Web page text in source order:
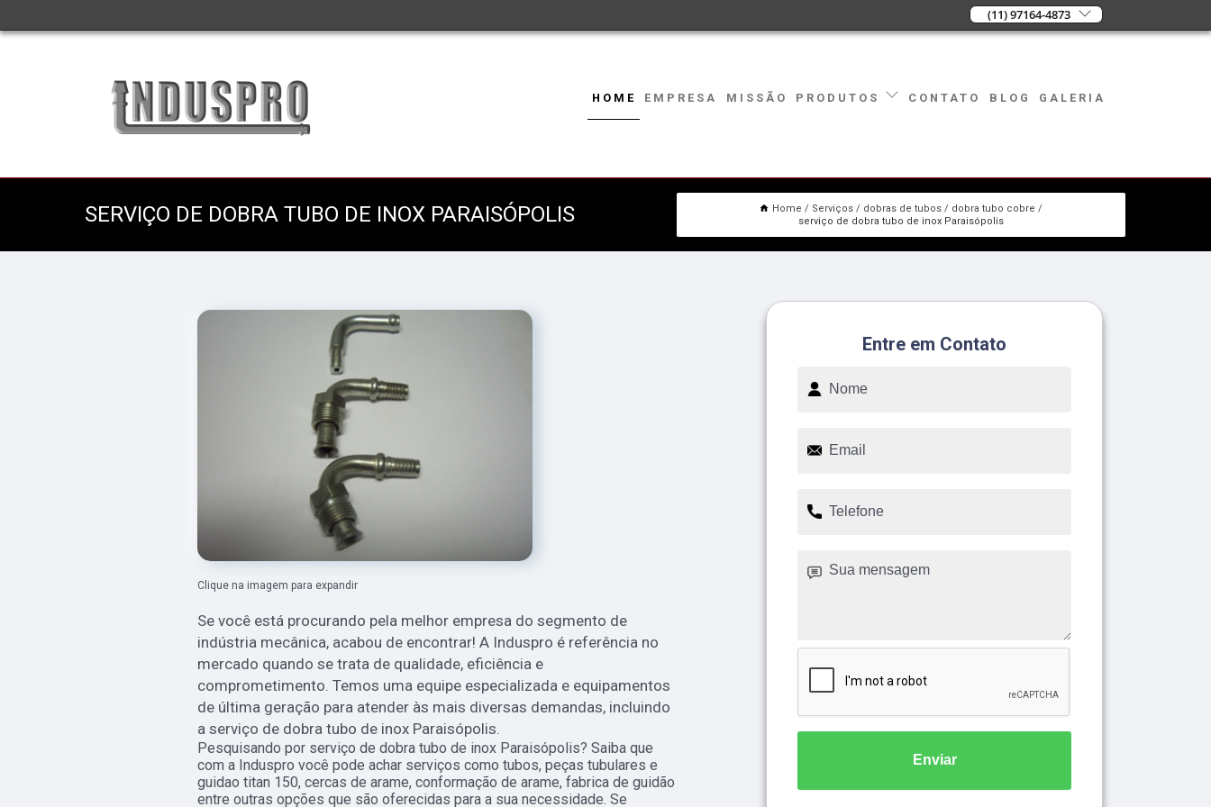
(11) 97164-4873
HOME EMPRESA MISSÃO PRODUTOS CONTATO BLOG GALERIA
SERVIÇO DE DOBRA TUBO DE INOX PARAISÓPOLIS Home Serviços dobras de tubos
dobra tubo cobre
serviço de dobra tubo de inox Paraisópolis
Clique na imagem para expandir
Se você está procurando pela melhor empresa do segmento de
indústria mecânica, acabou de encontrar! A Induspro é referência no
mercado quando se trata de qualidade, eficiência e
comprometimento. Temos uma equipe especializada e equipamentos
de última geração para atender às mais diversas demandas, incluindo
a serviço de dobra tubo de inox Paraisópolis.
Pesquisando por serviço de dobra tubo de inox Paraisópolis? Saiba que
com a Induspro você pode achar serviços como tubos, peças tubulares e
guidao titan 150, cercas de arame, conformação de arame, fabrica de guidão
entre outras opções que são oferecidas para a sua necessidade. Se
Entre em Contato
Enviar